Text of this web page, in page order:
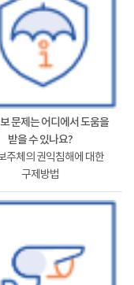
문제는 어디에서 도움을
받을 수 있나요?
주체의 권익침해에 대한
구제방법